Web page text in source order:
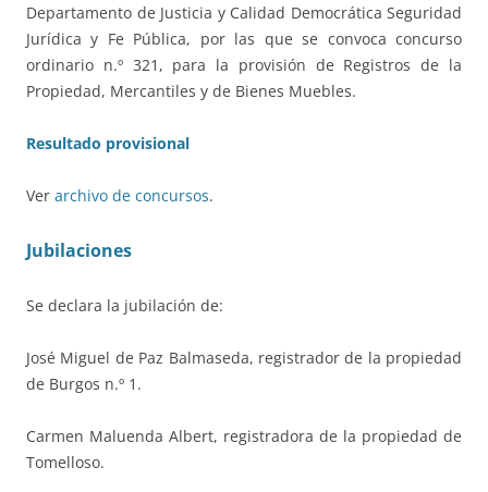
Departamento de Justicia y Calidad Democrática Seguridad
Jurídica y Fe Pública, por las que se convoca concurso
ordinario n.º 321, para la provisión de Registros de la
Propiedad, Mercantiles y de Bienes Muebles.
Resultado provisional
Ver archivo de concursos.
Jubilaciones
Se declara la jubilación de:
José Miguel de Paz Balmaseda, registrador de la propiedad
de Burgos n.º 1.
Carmen Maluenda Albert, registradora de la propiedad de
Tomelloso.